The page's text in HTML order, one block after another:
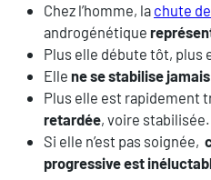
Chez l’homme, la chute
androgénétique
Plus elle débute tôt, plus
Elle ne se stabilise jamais
Plus elle est rapidement
retardée, voire stabilisée.
Si elle n’est pas soignée,
progressive est